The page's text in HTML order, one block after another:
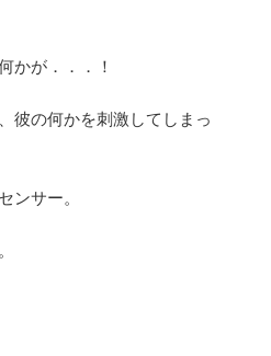
かが．．．！
彼の何かを刺激してしまっ
ンサー。